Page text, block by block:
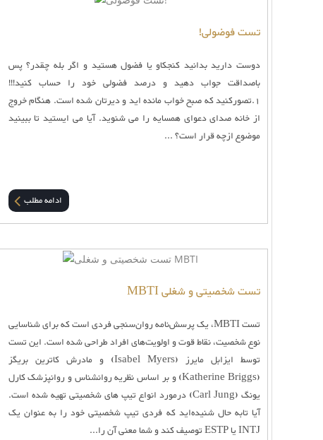
تست فوضولی!
دوست دارید بدانید کنجکاو یا فضول هستید و اگر بله چقدر؟ پس
باصداقت جواب دهید و درصد فضولی خود را حساب کنید!!!
1.تصوركنید كه صبح خواب مانده اید و دیرتان شده است. هنگام خروج
از خانه صداى دعواى همسایه را مى شنوید. آیا مى ایستید تا ببینید
موضوع ازچه قرار است؟ ...
ادامه مطلب
تست شخصیتی و شغلی MBTI
تست MBTI، یک پرسش‌نامه روان‌سنجی فردی است که برای شناسایی
نوع شخصیت، نقاط قوت و اولویت‌های افراد طراحی شده است. این تست
توسط ایزابل مایرز (Isabel Myers) و مادرش کاترین بریگز
(Katherine Briggs) و بر اساس نظریه روانشناس و روانپزشک کارل
یونگ (Carl Jung) درمورد انواع تیپ های شخصیتی تهیه شده است.
آیا تابه حال شنیده‌اید که فردی تیپ شخصیتی خود را به عنوان یک
INTJ یا ESTP توصیف کند و شما معنی آن را...